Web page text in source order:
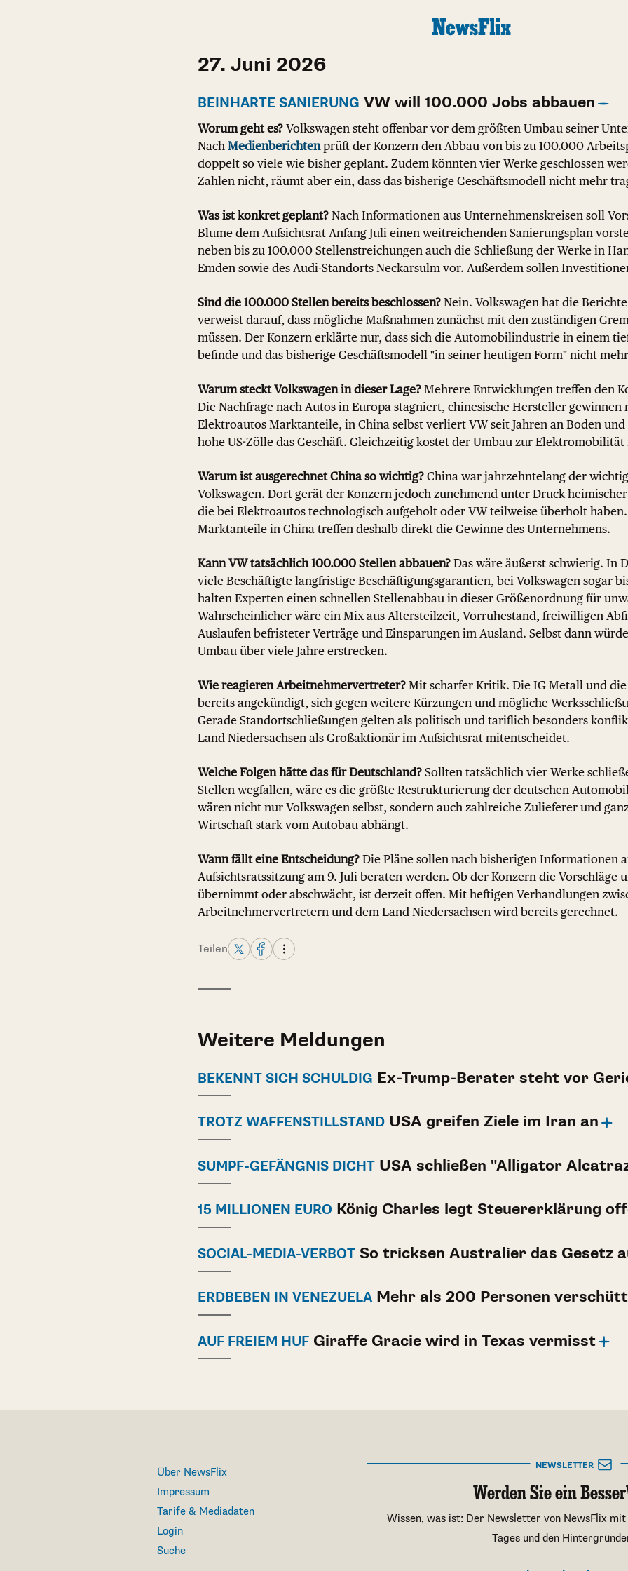
27. Juni 2026
BEINHARTE SANIERUNG VW will 100.000 Jobs abbauen
Worum geht es? Volkswagen steht offenbar vor dem größten Umbau seiner
Nach Medienberichtenprüft der Konzern den Abbau von bis zu 100.000
doppelt so viele wie bisher geplant. Zudem könnten vier Werke geschlossen
Zahlen nicht, räumt aber ein, dass das bisherige Geschäftsmodell nicht mehr
Was ist konkret geplant? Nach Informationen aus Unternehmenskreisen soll
Blume dem Aufsichtsrat Anfang Juli einen weitreichenden Sanierungsplan
neben bis zu 100.000 Stellenstreichungen auch die Schließung der Werke in
Emden sowie des Audi-Standorts Neckarsulm vor. Außerdem sollen
Sind die 100.000 Stellen bereits beschlossen? Nein. Volkswagen hat die
verweist darauf, dass mögliche Maßnahmen zunächst mit den zuständigen
müssen. Der Konzern erklärte nur, dass sich die Automobilindustrie in einem
befinde und das bisherige Geschäftsmodell "in seiner heutigen Form" nicht
Warum steckt Volkswagen in dieser Lage? Mehrere Entwicklungen treffen den
Die Nachfrage nach Autos in Europa stagniert, chinesische Hersteller gewinnen
Elektroautos Marktanteile, in China selbst verliert VW seit Jahren an Boden
hohe US-Zölle das Geschäft. Gleichzeitig kostet der Umbau zur
Warum ist ausgerechnet China so wichtig? China war jahrzehntelang der
Volkswagen. Dort gerät der Konzern jedoch zunehmend unter Druck
die bei Elektroautos technologisch aufgeholt oder VW teilweise überholt
Marktanteile in China treffen deshalb direkt die Gewinne des Unternehmens.
Kann VW tatsächlich 100.000 Stellen abbauen? Das wäre äußerst schwierig. In
viele Beschäftigte langfristige Beschäftigungsgarantien, bei Volkswagen sogar
halten Experten einen schnellen Stellenabbau in dieser Größenordnung für
Wahrscheinlicher wäre ein Mix aus Altersteilzeit, Vorruhestand, freiwilligen
Auslaufen befristeter Verträge und Einsparungen im Ausland. Selbst dann
Umbau über viele Jahre erstrecken.
Wie reagieren Arbeitnehmervertreter? Mit scharfer Kritik. Die IG Metall und
bereits angekündigt, sich gegen weitere Kürzungen und mögliche
Gerade Standortschließungen gelten als politisch und tariflich besonders
Land Niedersachsen als Großaktionär im Aufsichtsrat mitentscheidet.
Welche Folgen hätte das für Deutschland? Sollten tatsächlich vier Werke
Stellen wegfallen, wäre es die größte Restrukturierung der deutschen
wären nicht nur Volkswagen selbst, sondern auch zahlreiche Zulieferer und
Wirtschaft stark vom Autobau abhängt.
Wann fällt eine Entscheidung? Die Pläne sollen nach bisherigen Informationen
Aufsichtsratssitzung am 9. Juli beraten werden. Ob der Konzern die Vorschläge
übernimmt oder abschwächt, ist derzeit offen. Mit heftigen Verhandlungen
Arbeitnehmervertretern und dem Land Niedersachsen wird bereits gerechnet.
Teilen
Weitere Meldungen
BEKENNT SICH SCHULDIG Ex-Trump-Berater steht vor
TROTZ WAFFENSTILLSTAND USA greifen Ziele im Iran an
SUMPF-GEFÄNGNIS DICHT USA schließen "Alligator
15 MILLIONEN EURO König Charles legt Steuererklärung
SOCIAL-MEDIA-VERBOT So tricksen Australier das Gesetz
ERDBEBEN IN VENEZUELA Mehr als 200 Personen
AUF FREIEM HUF Giraffe Gracie wird in Texas vermisst
Über NewsFlix
Impressum
Tarife & Mediadaten
Login
Suche
NEWSLETTER
Werden Sie ein
Wissen, was ist: Der Newsletter von NewsFlix
Tages und den